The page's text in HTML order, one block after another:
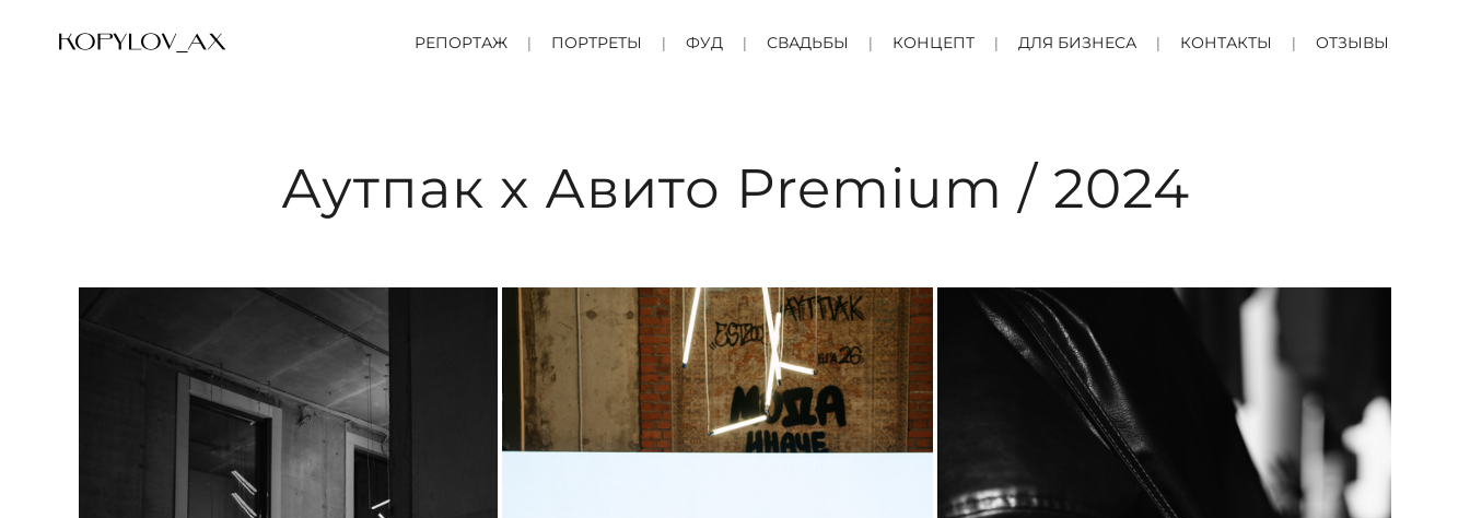
РЕПОРТАЖ ПОРТРЕТЫ ФУД СВАДЬБЫ КОНЦЕПТ ДЛЯ БИЗНЕСА КОНТАКТЫ ОТЗЫВЫ
Аутпак х Авито Premium / 2024